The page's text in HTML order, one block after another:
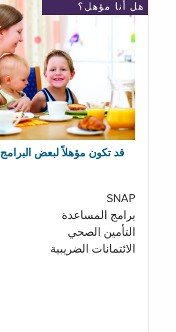
هل أنا مؤهل؟
قد تكون مؤهلاً لبعض البرامج
SNAP
برامج المساعدة
التأمين الصحي
الائتمانات الضريبية